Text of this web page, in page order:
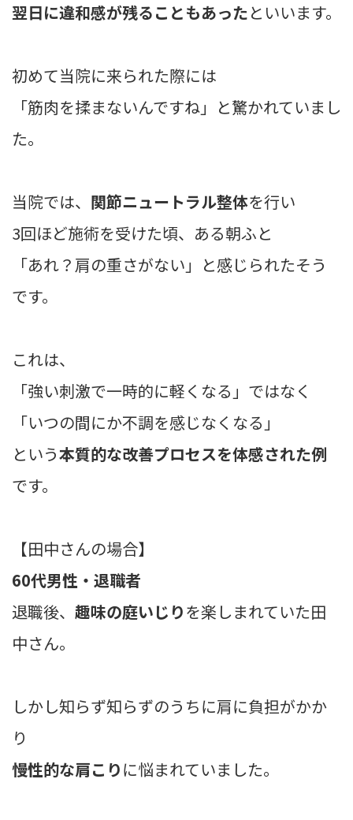
翌日に違和感が残ることもあったといいます。
初めて当院に来られた際には
「筋肉を揉まないんですね」と驚かれていまし
た。
当院では、 関節ニュートラル整体を行い
3回ほど施術を受けた頃、ある朝ふと
「あれ？肩の重さがない」と感じられたそう
です。
これは、
「強い刺激で一時的に軽くなる」ではなく
「いつの間にか不調を感じなくなる」
という本質的な改善プロセスを体感された例
です。
【田中さんの場合】
60代男性・退職者
退職後、 趣味の庭いじりを楽しまれていた田
中さん。
しかし知らず知らずのうちに肩に負担がかか
り
慢性的な肩こりに悩まれていました。